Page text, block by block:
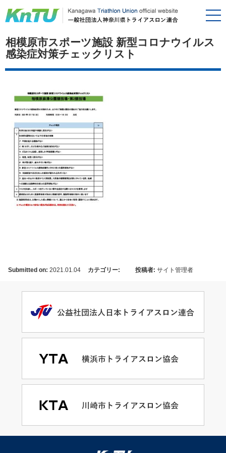
相模原市スポーツ施設 新型コロナウイルス
感染症対策チェックリスト
Submitted on: 2021.01.04 カテゴリー: 投稿者: サイト管理者